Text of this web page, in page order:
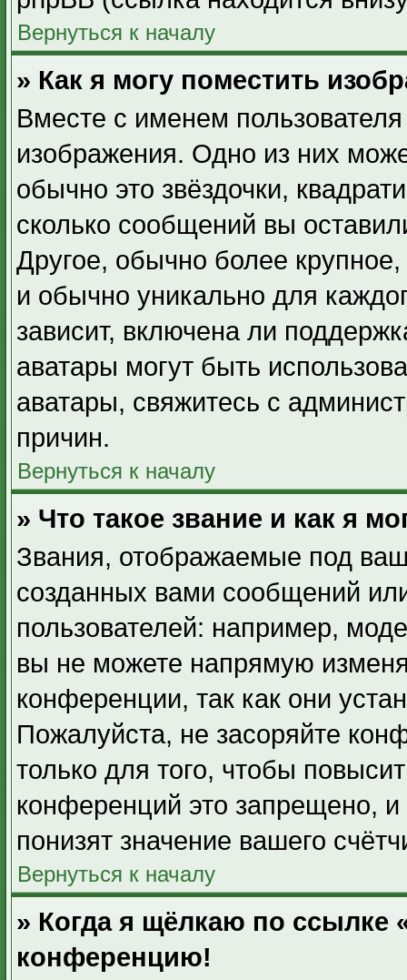
Вернуться к началу
» Как я могу поместить
Вместе с именем пользователя
изображения. Одно из них
обычно это звёздочки,
сколько сообщений вы
Другое, обычно более
и обычно уникально для
зависит, включена ли
аватары могут быть
аватары, свяжитесь с
причин.
Вернуться к началу
» Что такое звание и как я
Звания, отображаемые под
созданных вами сообщений
пользователей: например,
вы не можете напрямую
конференции, так как они
Пожалуйста, не засоряйте
только для того, чтобы
конференций это запрещено,
понизят значение вашего
Вернуться к началу
» Когда я щёлкаю по ссылке
конференцию!